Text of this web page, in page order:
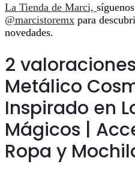
La Tienda de Marci,
@marcistoremx para
novedades.
2
Metálico
Inspirado en
Mágicos |
Ropa y